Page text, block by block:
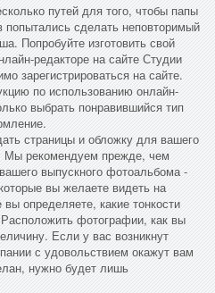
путей для того, чтобы папы
сделать неповторимый
Попробуйте изготовить свой
редакторе на сайте Студии
зарегистрироваться на сайте.
по использованию онлайн-
выбрать понравившийся тип
страницы и обложку для вашего
Мы рекомендуем прежде, чем
выпускного фотоальбома -
вы желаете видеть на
определяете, какие тонкости
фотографии, как вы
Если у вас возникнут
с удовольствием окажут вам
нужно будет лишь